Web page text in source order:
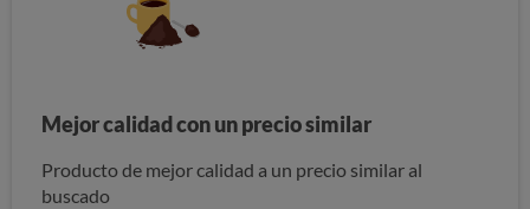
Mejor calidad con un precio similar
Producto de mejor calidad a un precio similar al
buscado